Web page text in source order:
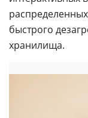
быстрого
хранилища.